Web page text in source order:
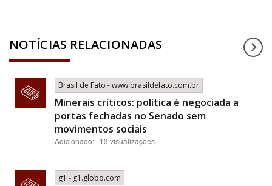
NOTÍCIAS RELACIONADAS
Brasil de Fato - www.brasildefato.com.br
Minerais críticos: política é negociada a
portas fechadas no Senado sem
movimentos sociais
Adicionado: | 13 visualizações
g1 - g1.globo.com